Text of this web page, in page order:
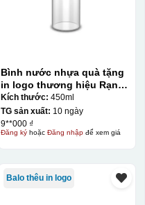
Bình nước nhựa quà tặng
in logo thương hiệu Rạng
Đông 450ml KQ-BNN01
Kích thước: 450ml
TG sản xuất: 10 ngày
9**000 ₫
Đăng kýhoặc Đăng nhậpđể xem giá
Balo thêu in logo